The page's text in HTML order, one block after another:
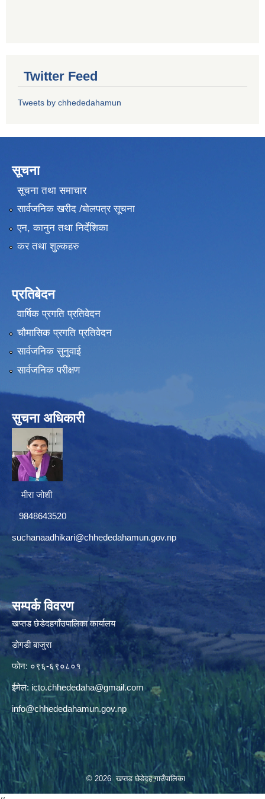
Twitter Feed
Tweets by chhededahamun
सूचना
सूचना तथा समाचार
सार्वजनिक खरीद /बोलपत्र सूचना
एन, कानुन तथा निर्देशिका
कर तथा शुल्कहरु
प्रतिबेदन
वार्षिक प्रगति प्रतिवेदन
चौमासिक प्रगति प्रतिवेदन
सार्वजनिक सुनुवाई
सार्वजनिक परीक्षण
सुचना अधिकारी
मीरा जोशी
9848643520
suchanaadhikari@chhededahamun.gov.np
सम्पर्क विवरण
खप्तड छेडेदहगाँउपालिका कार्यालय
डोगडी बाजुरा
फोन: ०९६-६९०८०१
ईमेल: icto.chhededaha@gmail.com
info@chhededahamun.gov.np
© 2026 खप्तड छेडेदह गाउँपालिका